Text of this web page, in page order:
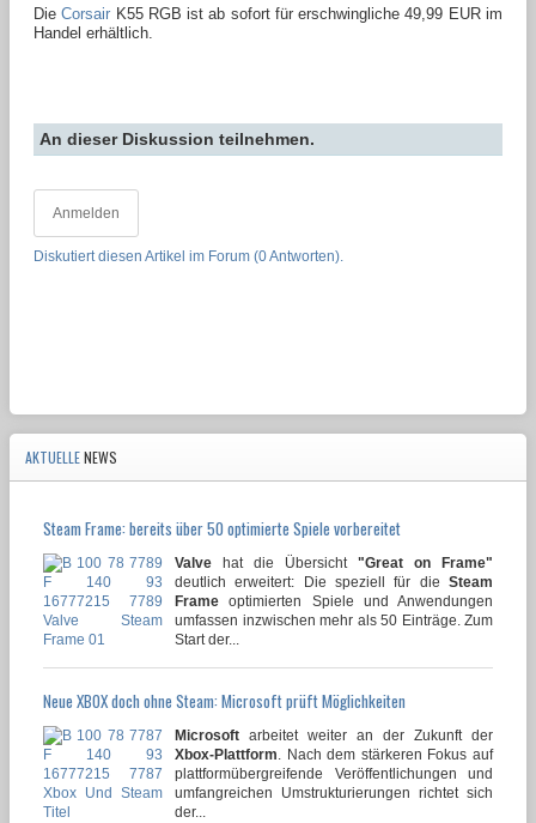
DieCorsair K55 RGB ist ab sofort für erschwingliche 49,99 EUR im
Handel erhältlich.
An dieser Diskussion teilnehmen.
Anmelden
Diskutiert diesen Artikel im Forum (0 Antworten).
AKTUELLENEWS
Steam Frame: bereits über 50 optimierte Spiele vorbereitet
Valve hat die Übersicht "Great on Frame"
deutlich erweitert: Die speziell für die Steam
Frame optimierten Spiele und Anwendungen
umfassen inzwischen mehr als 50 Einträge. Zum
Start der...
Neue XBOX doch ohne Steam: Microsoft prüft Möglichkeiten
Microsoft arbeitet weiter an der Zukunft der
Xbox-Plattform. Nach dem stärkeren Fokus auf
plattformübergreifende Veröffentlichungen und
umfangreichen Umstrukturierungen richtet sich
der...